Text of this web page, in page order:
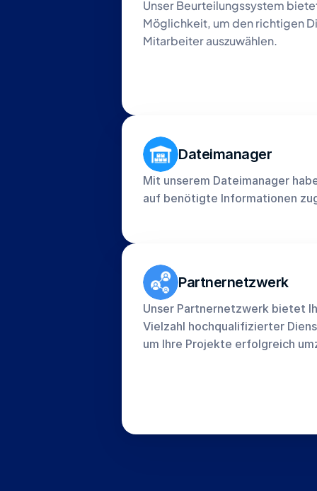
Unser Beurteilungssystem
Möglichkeit, um den richtigen
Mitarbeiter auszuwählen.
Dateimanager
Mit unserem Dateimanager
auf benötigte Informationen
Partnernetzwerk
Unser Partnernetzwerk bietet
Vielzahl hochqualifizierter
um Ihre Projekte erfolgreich